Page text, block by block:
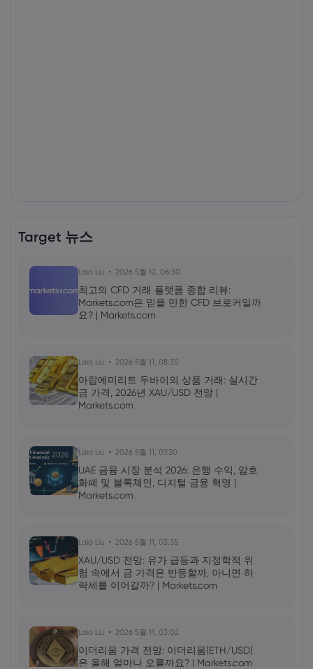
Target 뉴스
Laia Liu 2026 5월 12, 06:30
최고의 CFD 거래 플랫폼 종합 리뷰:
Markets.com은 믿을 만한 CFD 브로커일까
요? | Markets.com
Laia Liu 2026 5월 11, 08:35
아랍에미리트 두바이의 상품 거래: 실시간
금 가격, 2026년 XAU/USD 전망 |
Markets.com
Laia Liu 2026 5월 11, 07:30
UAE 금융 시장 분석 2026: 은행 수익, 암호
화폐 및 블록체인, 디지털 금융 혁명 |
Markets.com
Laia Liu 2026 5월 11, 03:35
XAU/USD 전망: 유가 급등과 지정학적 위
험 속에서 금 가격은 반등할까, 아니면 하
락세를 이어갈까? | Markets.com
Laia Liu 2026 5월 11, 03:02
이더리움 가격 전망: 이더리움(ETH/USD)
은 올해 얼마나 오를까요? | Markets.com